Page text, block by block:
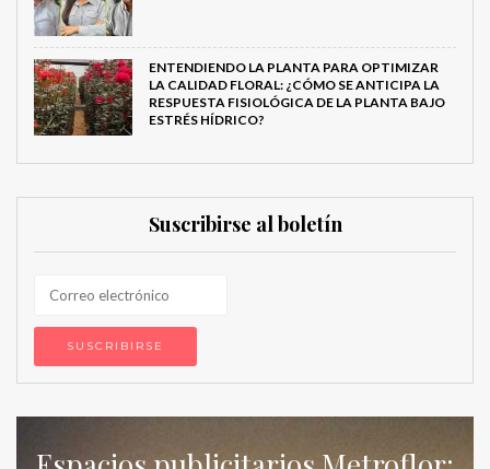
ENTENDIENDO LA PLANTA PARA OPTIMIZAR
LA CALIDAD FLORAL: ¿CÓMO SE ANTICIPA LA
RESPUESTA FISIOLÓGICA DE LA PLANTA BAJO
ESTRÉS HÍDRICO?
Suscribirse al boletín